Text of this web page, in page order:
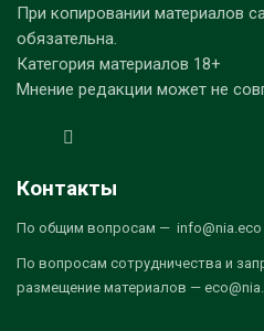
При копировании материалов
обязательна.
Категория материалов 18+
Мнение редакции может не
Контакты
По общим вопросам — info@nia.eco
По вопросам сотрудничества и
размещение материалов —